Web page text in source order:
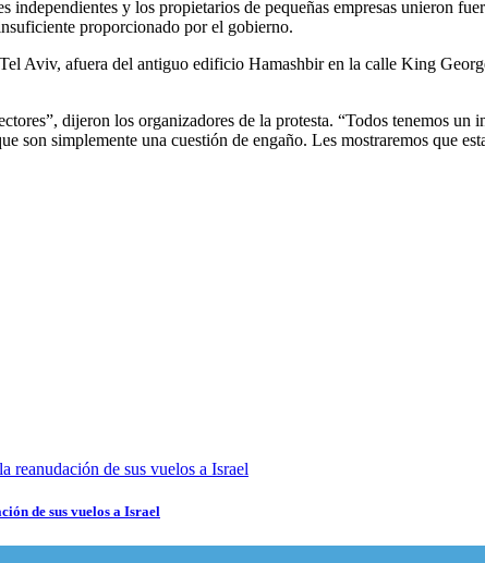
independientes y los propietarios de pequeñas empresas unieron
proporcionado por el gobierno.
Aviv, afuera del antiguo edificio Hamashbir en la calle King
dijeron los organizadores de la protesta. “Todos tenemos
son simplemente una cuestión de engaño. Les mostraremos que
de sus vuelos a Israel